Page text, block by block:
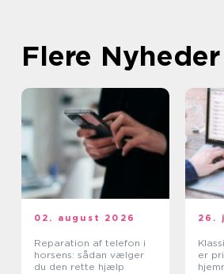
Flere Nyheder
02. august 2026
Reparation af telefon i
horsens: sådan vælger
du den rette hjælp
26.
er